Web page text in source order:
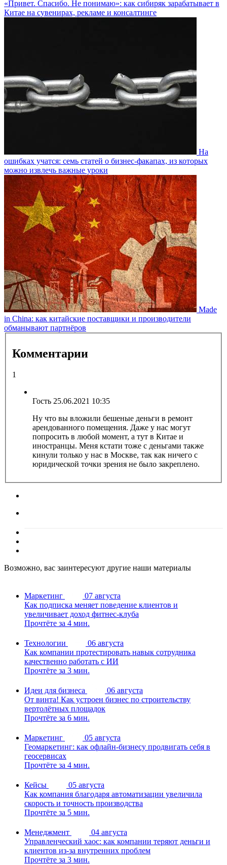
«Привет. Спасибо. Не понимаю»: как сибиряк зарабатывает в
Китае на сувенирах, рекламе и консалтинге
На
ошибках учатся: семь статей о бизнес-факапах, из которых
можно извлечь важные уроки
Made
in China: как китайские поставщики и производители
обманывают партнёров
Комментарии
1
Гость 25.06.2021 10:35
Ну что вы вложили бешеные деньги в ремонт
арендованного помещения. Даже у нас могут
попросить в любой момент, а тут в Китае и
иностранцы. Меня кстати тоже с деньгами также
кинули только у нас в Москве, так как ничего с
юридической точки зрения не было закреплено.
Возможно, вас заинтересуют другие наши материалы
Маркетинг
07 августа
Как подписка меняет поведение клиентов и
увеличивает доход фитнес-клуба
Прочтёте за 4 мин.
Технологии
06 августа
Как компании протестировать навык сотрудника
качественно работать с ИИ
Прочтёте за 3 мин.
Идеи для бизнеса
06 августа
От винта! Как устроен бизнес по строительству
вертолётных площадок
Прочтёте за 6 мин.
Маркетинг
05 августа
Геомаркетинг: как офлайн-бизнесу продвигать себя в
геосервисах
Прочтёте за 4 мин.
Кейсы
05 августа
Как компания благодаря автоматизации увеличила
скорость и точность производства
Прочтёте за 5 мин.
Менеджмент
04 августа
Управленческий хаос: как компании теряют деньги и
клиентов из-за внутренних проблем
Прочтёте за 3 мин.